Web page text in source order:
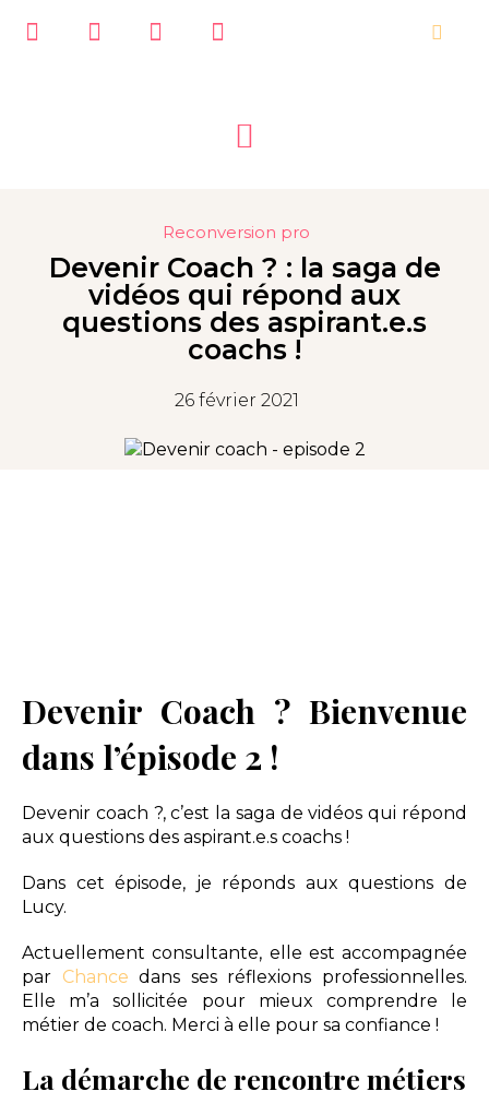
Reconversion pro
Devenir Coach ? : la saga de
vidéos qui répond aux
questions des aspirant.e.s
coachs !
26 février 2021
Devenir Coach ? Bienvenue
dans l’épisode 2 !
Devenir coach ?, c’est la saga de vidéos qui répond
aux questions des aspirant.e.s coachs !
Dans cet épisode, je réponds aux questions de
Lucy.
Actuellement consultante, elle est accompagnée
par Chance dans ses réflexions professionnelles.
Elle m’a sollicitée pour mieux comprendre le
métier de coach. Merci à elle pour sa confiance !
La démarche de rencontre métiers